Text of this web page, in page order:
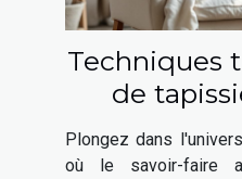
Techniques
de
Plongez dans
où le savoir-faire